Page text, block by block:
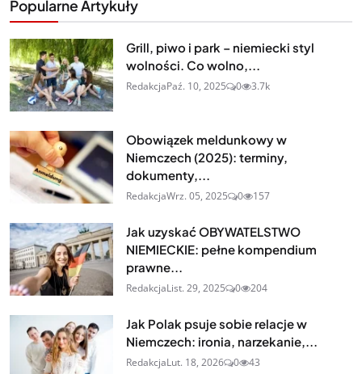
Popularne Artykuły
Grill, piwo i park – niemiecki styl
wolności. Co wolno,...
RedakcjaPaź. 10, 2025 0 3.7k
Obowiązek meldunkowy w
Niemczech (2025): terminy,
dokumenty,...
RedakcjaWrz. 05, 2025 0 157
Jak uzyskać OBYWATELSTWO
NIEMIECKIE: pełne kompendium
prawne...
RedakcjaList. 29, 2025 0 204
Jak Polak psuje sobie relacje w
Niemczech: ironia, narzekanie,...
RedakcjaLut. 18, 2026 0 43